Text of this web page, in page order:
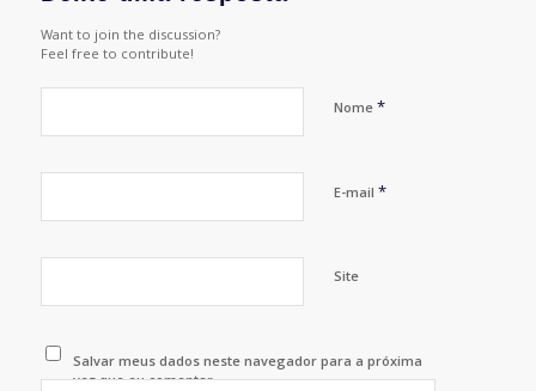
Want to join the discussion?
Feel free to contribute!
Nome *
E-mail *
Site
Salvar meus dados neste navegador para a próxima
vez que eu comentar.